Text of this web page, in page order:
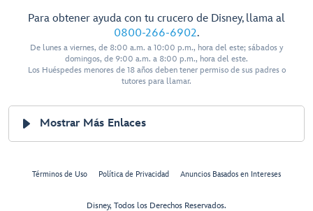
Para obtener ayuda con tu crucero de Disney, llama al
0800-266-6902.
De lunes a viernes, de 8:00 a.m. a 10:00 p.m., hora del este; sábados y
domingos, de 9:00 a.m. a 8:00 p.m., hora del este.
Los Huéspedes menores de 18 años deben tener permiso de sus padres o
tutores para llamar.
Mostrar Más Enlaces
Términos de Uso Política de Privacidad Anuncios Basados en Intereses
Disney, Todos los Derechos Reservados.